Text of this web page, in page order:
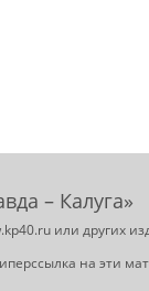
– Калуга»
или других
на эти